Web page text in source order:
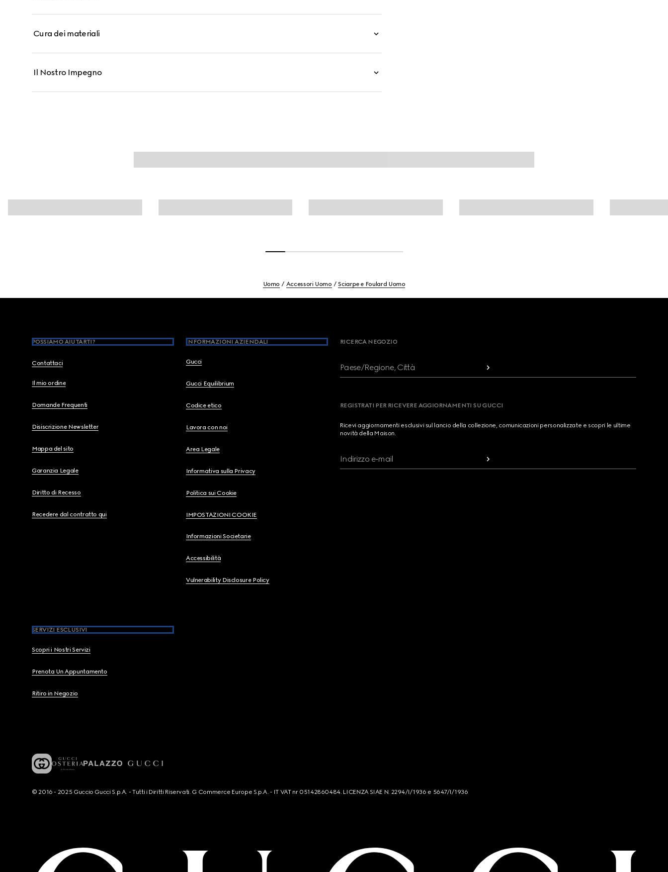
Cura dei materiali
Il Nostro Impegno
Uomo Accessori Uomo Sciarpe e Foulard Uomo
POSSIAMO AIUTARTI?
Contattaci
Il mio ordine
Domande Frequenti
Disiscrizione Newsletter
Mappa del sito
Garanzia Legale
Diritto di Recesso
Recedere dal contratto qui
INFORMAZIONI AZIENDALI
Gucci
Gucci Equilibrium
Codice etico
Lavora con noi
Area Legale
Informativa sulla Privacy
Politica sui Cookie
IMPOSTAZIONI COOKIE
Informazioni Societarie
Accessibilità
Vulnerability Disclosure Policy
SERVIZI ESCLUSIVI
Scopri i Nostri Servizi
Prenota Un Appuntamento
Ritiro in Negozio
RICERCA NEGOZIO
Paese/Regione, Città
REGISTRATI PER RICEVERE AGGIORNAMENTI SU GUCCI
Ricevi aggiornamenti esclusivi sul lancio della collezione, comunicazioni personalizzate e scopri le ultime
novità della Maison.
Indirizzo e-mail
© 2016 - 2025 Guccio Gucci S.p.A. - Tutti i Diritti Riservati. G Commerce Europe S.p.A. - IT VAT nr 05142860484. LICENZA SIAE N. 2294/I/1936 e 5647/I/1936